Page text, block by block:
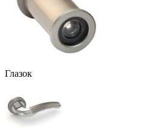
Глазок